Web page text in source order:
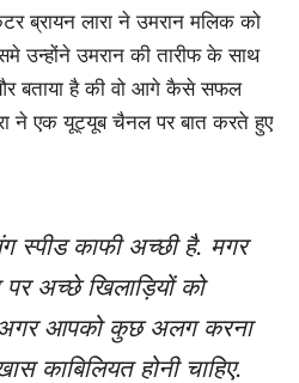
ब्रायन लारा ने उमरान मलिक को
उन्होंने उमरान की तारीफ के साथ
बताया है की वो आगे कैसे सफल
ने एक यूट्यूब चैनल पर बात करते हुए
स्पीड काफी अच्छी है. मगर
अच्छे खिलाड़ियों को
आपको कुछ अलग करना
काबिलियत होनी चाहिए.